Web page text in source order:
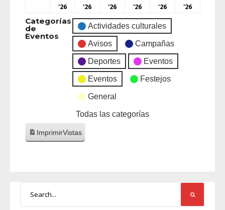
'26
'26
'26
'26
'26
'26
Categorías
de
Eventos
Actividades culturales
Avisos Campañas
Deportes Eventos
Eventos Festejos
General
Todas las categorías
ImprimirVistas